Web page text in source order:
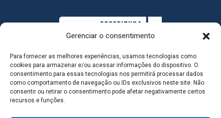
Gerenciar o consentimento
Para fornecer as melhores experiências, usamos tecnologias como
cookies para armazenar e/ou acessar informações do dispositivo. O
consentimento para essas tecnologias nos permitirá processar dados
como comportamento de navegação ou IDs exclusivos neste site. Não
consentir ou retirar o consentimento pode afetar negativamente certos
recursos e funções.
MAPA DO SITE